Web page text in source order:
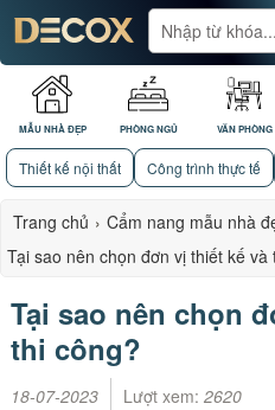
MẪU NHÀ ĐẸP PHÒNG NGỦ VĂN PHÒNG
Thiết kế nội thất Công trình thực tế
Trang chủ › Cẩm nang mẫu nhà
Tại sao nên chọn đơn vị thiết kế và
Tại sao nên chọn
thi công?
18-07-2023 Lượt xem: 2620